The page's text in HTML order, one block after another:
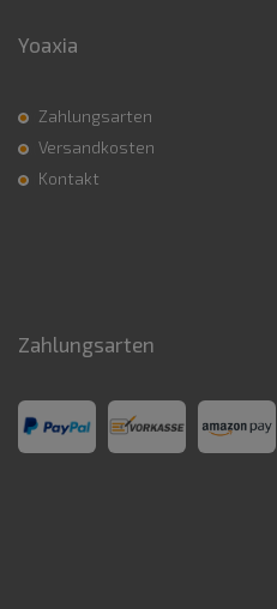
Yoaxia
Zahlungsarten
Versandkosten
Kontakt
Zahlungsarten